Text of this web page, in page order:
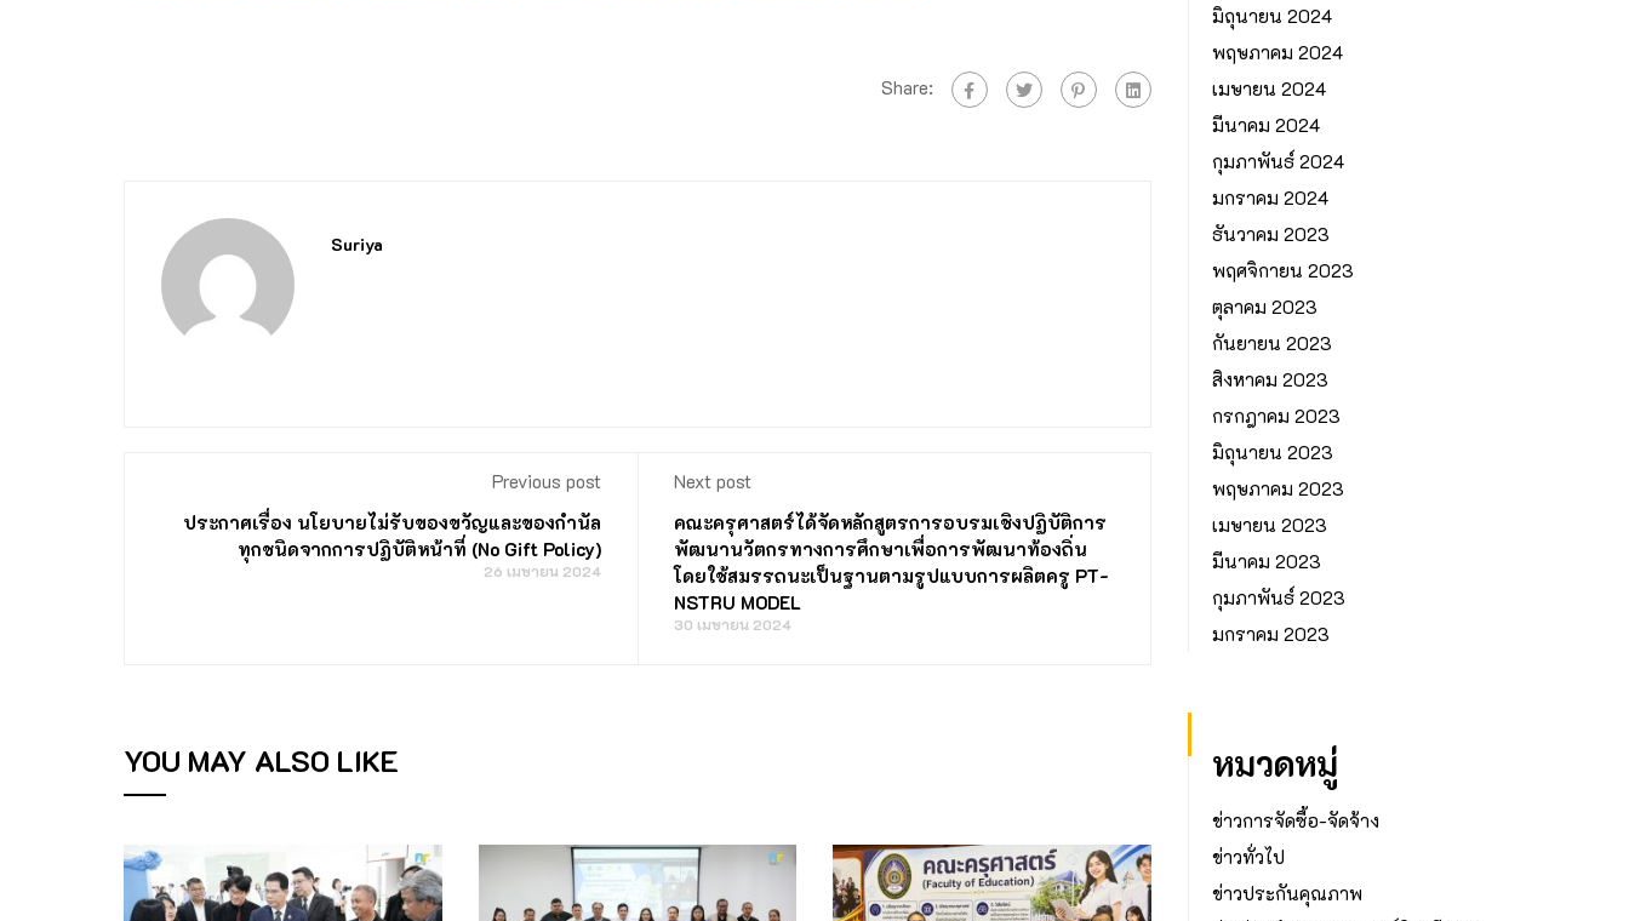
Share:
Suriya
Previous post
ประกาศเรื่อง นโยบายไม่รับของขวัญและของกำนัล
ทุกชนิดจากการปฏิบัติหน้าที่ (No Gift Policy)
26 เมษายน 2024
Next post
คณะครุศาสตร์ได้จัดหลักสูตรการอบรมเชิงปฏิบัติการ
พัฒนานวัตกรทางการศึกษาเพื่อการพัฒนาท้องถิ่น
โดยใช้สมรรถนะเป็นฐานตามรูปแบบการผลิตครู PT-
NSTRU MODEL
30 เมษายน 2024
YOU MAY ALSO LIKE
มิถุนายน 2024
พฤษภาคม 2024
เมษายน 2024
มีนาคม 2024
กุมภาพันธ์ 2024
มกราคม 2024
ธันวาคม 2023
พฤศจิกายน 2023
ตุลาคม 2023
กันยายน 2023
สิงหาคม 2023
กรกฎาคม 2023
มิถุนายน 2023
พฤษภาคม 2023
เมษายน 2023
มีนาคม 2023
กุมภาพันธ์ 2023
มกราคม 2023
หมวดหมู่
ข่าวการจัดซื้อ-จัดจ้าง
ข่าวทั่วไป
ข่าวประกันคุณภาพ